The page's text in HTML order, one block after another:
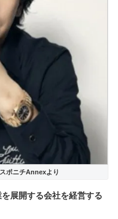
ポニチAnnexより
展開する会社を経営する